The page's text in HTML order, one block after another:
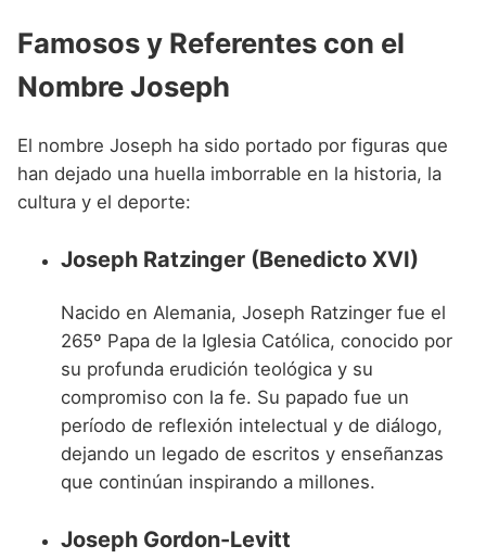
Famosos y Referentes con el
Nombre Joseph
El nombre Joseph ha sido portado por figuras que
han dejado una huella imborrable en la historia, la
cultura y el deporte:
Joseph Ratzinger (Benedicto XVI)
Nacido en Alemania, Joseph Ratzinger fue el
265º Papa de la Iglesia Católica, conocido por
su profunda erudición teológica y su
compromiso con la fe. Su papado fue un
período de reflexión intelectual y de diálogo,
dejando un legado de escritos y enseñanzas
que continúan inspirando a millones.
Joseph Gordon-Levitt